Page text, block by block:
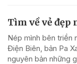
Tìm về vẻ đẹp
Nép mình bên triền
Điện Biên, bản Pa
nguyên bản những